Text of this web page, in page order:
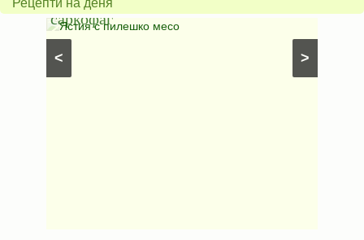
>
<
саркофаг
Ястия с пилешко месо